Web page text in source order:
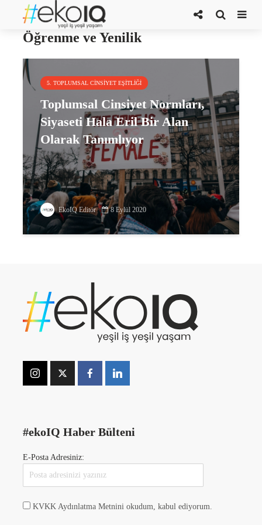
Cinsiyet Normlarında İlerleyen
Öğrenme ve Yenilik
5. TOPLUMSAL CINSIYET EŞITLIĞI
Toplumsal Cinsiyet Normları,
Siyaseti Hala Eril Bir Alan
Olarak Tanımlıyor
EkoIQ Editör 8 Eylül 2020
#ekoIQ Haber Bülteni
E-Posta Adresiniz:
KVKK Aydınlatma Metnini okudum, kabul ediyorum.